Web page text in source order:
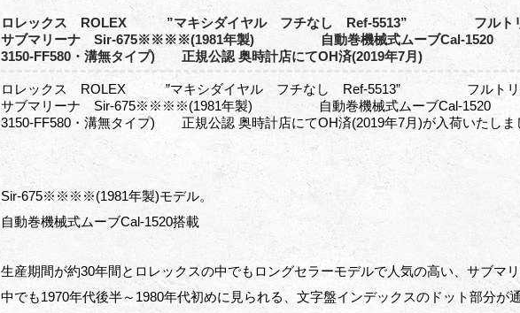
ロレックス ROLEX ”マキシダイヤル フチなし Ref-5513” フル
サブマリーナ Sir-675※※※※(1981年製) 自動巻機械式ムーブCal-1520 オ
3150‐FF580・溝無タイプ) 正規公認 奥時計店にてOH済(2019年7月)
ロレックス ROLEX ”マキシダイヤル フチなし Ref-5513” フル
サブマリーナ Sir-675※※※※(1981年製) 自動巻機械式ムーブCal-1520 オ
3150‐FF580・溝無タイプ) 正規公認 奥時計店にてOH済(2019年7月)が入荷いたしま
Sir-675※※※※(1981年製)モデル。
自動巻機械式ムーブCal-1520搭載
生産期間が約30年間とロレックスの中でもロングセラーモデルで人気の高い、サブマ
中でも1970年代後半～1980年代初めに見られる、文字盤インデックスのドット部分が